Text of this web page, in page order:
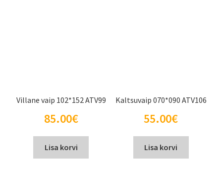
Villane vaip 102*152 ATV99
85.00€
Lisa korvi
Kaltsuvaip 070*090 ATV106
55.00€
Lisa korvi